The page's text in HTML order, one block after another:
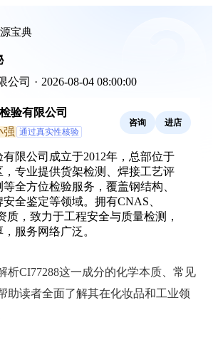
宝典
公司 · 2026-08-04 08:00:00
验有限公司
强 通过真实性核验
咨询 进店
限公司成立于2012年，总部位于
，专业提供货架检测、焊接工艺评
全方位检验服务，覆盖钢结构、
全鉴定等领域。拥有CNAS、
质，致力于工程安全与质量检测，
服务网络广泛。
析CI77288这一成分的化学本质、常见
助读者全面了解其在化妆品和工业领